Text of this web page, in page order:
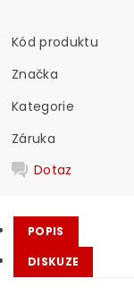
Kód produktu
Značka
Kategorie
Záruka
Dotaz
POPIS
DISKUZE